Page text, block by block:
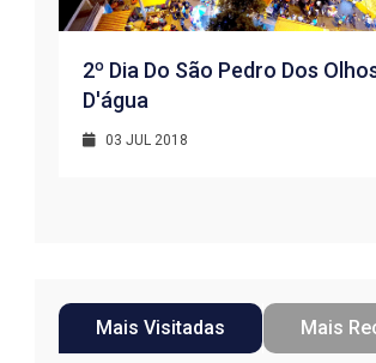
2º Dia Do São Pedro Dos
D'água
03 JUL 2018
Mais Visitadas Mais